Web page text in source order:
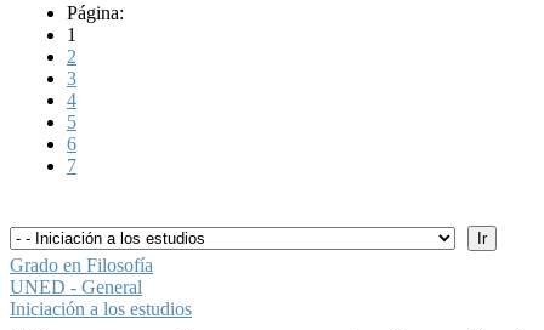
Página:
1
2
3
4
5
6
7
Grado en Filosofía
UNED - General
Iniciación a los estudios